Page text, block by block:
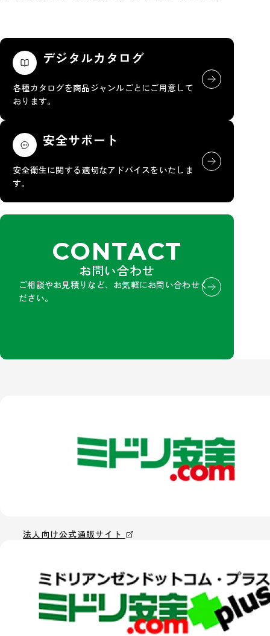
デジタルカタログ
各種カタログを商品ジャンルごとにご用意して
おります。
安全サポート
安全衛生に関する適切なアドバイスをいたしま
す。
CONTACT
お問い合わせ
ご相談やお見積りなど、お気軽にお問い合わせく
ださい。
法人向け公式通販サイト